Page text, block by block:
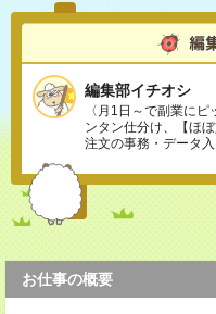
編集部イチオシ
〈月1日～で副業に
ンタン仕分け、【ほ
注文の事務・データ
お仕事の概要